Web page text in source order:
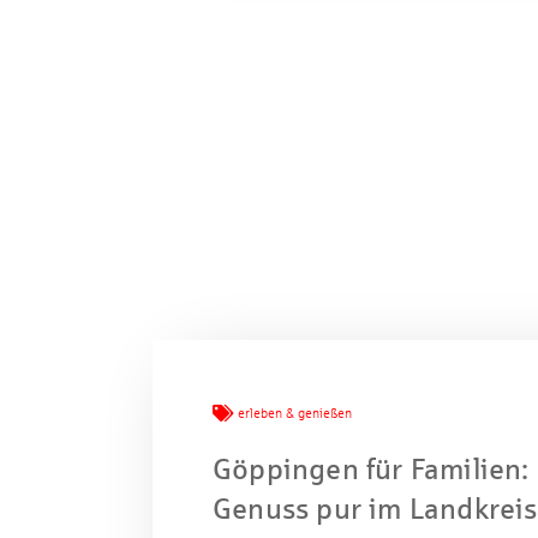
erleben & genießen
Göppingen für Familien:
Genuss pur im